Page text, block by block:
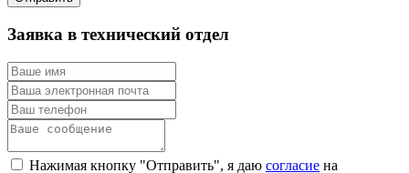
Заявка в технический отдел
Нажимая кнопку "Отправить", я даю согласие на